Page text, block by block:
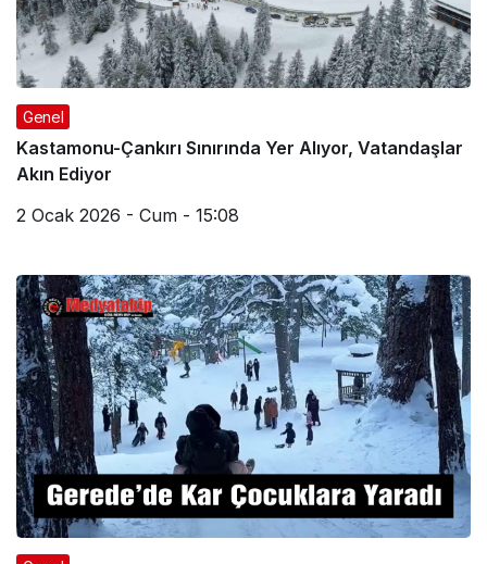
Genel
Kastamonu-Çankırı Sınırında Yer Alıyor, Vatandaşlar
Akın Ediyor
2 Ocak 2026 - Cum - 15:08